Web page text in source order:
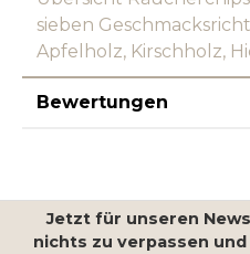
sieben
Apfelholz, Kirschholz,
Bewertungen
Jetzt für unseren
nichts zu verpassen